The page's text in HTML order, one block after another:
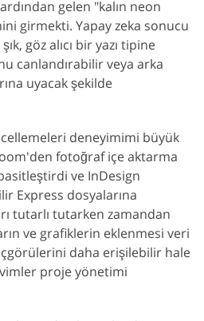
gelen "kalın neon
girmekti. Yapay zeka sonucu
göz alıcı bir yazı tipine
canlandırabilir veya arka
uyacak şekilde
deneyimimi büyük
fotoğraf içe aktarma
ve InDesign
Express dosyalarına
tutarlı tutarken zamandan
ve grafiklerin eklenmesi veri
daha erişilebilir hale
proje yönetimi